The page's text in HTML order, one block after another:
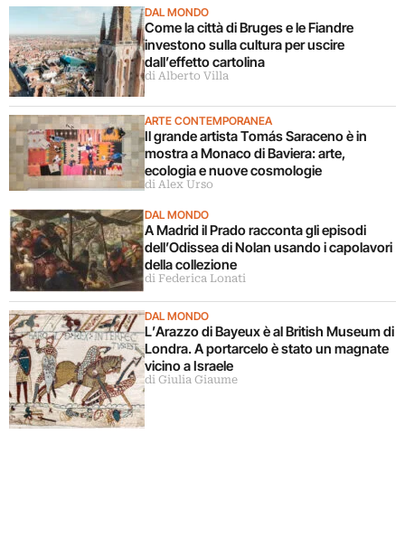
DAL MONDO
Come la città di Bruges e le Fiandre
investono sulla cultura per uscire
dall’effetto cartolina
di Alberto Villa
ARTE CONTEMPORANEA
Il grande artista Tomás Saraceno è in
mostra a Monaco di Baviera: arte,
ecologia e nuove cosmologie
di Alex Urso
DAL MONDO
A Madrid il Prado racconta gli episodi
dell’Odissea di Nolan usando i capolavori
della collezione
di Federica Lonati
DAL MONDO
L’Arazzo di Bayeux è al British Museum di
Londra. A portarcelo è stato un magnate
vicino a Israele
di Giulia Giaume